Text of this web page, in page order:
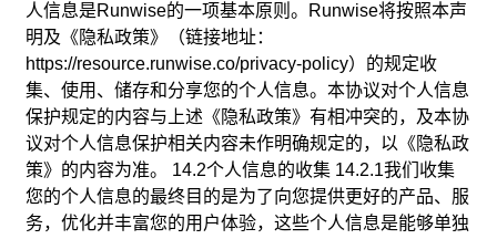
人信息是Runwise的一项基本原则。Runwise将按照本声
明及《隐私政策》（链接地址：
https://resource.runwise.co/privacy-policy）的规定收
集、使用、储存和分享您的个人信息。本协议对个人信息
保护规定的内容与上述《隐私政策》有相冲突的，及本协
议对个人信息保护相关内容未作明确规定的，以《隐私政
策》的内容为准。 14.2个人信息的收集 14.2.1我们收集
您的个人信息的最终目的是为了向您提供更好的产品、服
务，优化并丰富您的用户体验，这些个人信息是能够单独